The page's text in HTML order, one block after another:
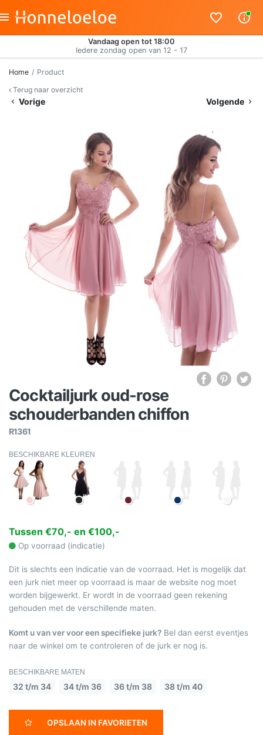
Vandaag open tot 18:00
Iedere zondag open van 12 - 17
Home
Product
Terug naar overzicht
Vorige Volgende
Cocktailjurk oud-rose
schouderbanden chiffon
R1361
BESCHIKBARE KLEUREN
Tussen €70,- en €100,-
Op voorraad (indicatie)
Dit is slechts een indicatie van de voorraad. Het is mogelijk dat
een jurk niet meer op voorraad is maar de website nog moet
worden bijgewerkt. Er wordt in de voorraad geen rekening
gehouden met de verschillende maten.
Komt u van ver voor een specifieke jurk? Bel dan eerst eventjes
naar de winkel om te controleren of de jurk er nog is.
BESCHIKBARE MATEN
32 t/m 34 34 t/m 36 36 t/m 38 38 t/m 40
OPSLAAN IN FAVORIETEN